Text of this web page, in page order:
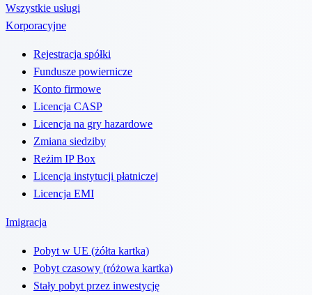
Wszystkie usługi
Korporacyjne
Rejestracja spółki
Fundusze powiernicze
Konto firmowe
Licencja CASP
Licencja na gry hazardowe
Zmiana siedziby
Reżim IP Box
Licencja instytucji płatniczej
Licencja EMI
Imigracja
Pobyt w UE (żółta kartka)
Pobyt czasowy (różowa kartka)
Stały pobyt przez inwestycję